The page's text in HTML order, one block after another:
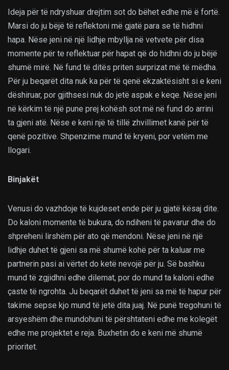
Ideja për të ndryshuar drejtim sot do bëhet edhe më ë fortë.
Marsi do ju bëjë të reflektoni më gjatë para se të hidhni
hapa. Nëse jeni në një lidhje mbyllja në vetvete për disa
momente për te reflektuar për hapat që do hidhni do ju bëjë
shumë mirë. Në fund të ditës priten surprizat më të mëdha.
Për ju beqarët dita nuk ka për të qenë ekzaktësisht si e keni
dëshiruar, por gjithsesi nuk do jetë aspak e keqe. Nëse jeni
në kërkim të një pune prej kohësh sot më në fund do arrini
ta gjeni atë. Nëse e keni një të tillë zhvillimet kanë për të
qenë pozitive. Shpenzime mund të kryeni, por vetëm me
llogari.
Binjakët
Venusi do vazhdoje të kujdeset ende për ju gjatë kësaj dite.
Do kaloni momente të bukura, do ndiheni të pavarur dhe do
shpreheni lirshëm për ato që mendoni. Nëse jeni në një
lidhje duhet të gjeni sa më shumë kohë për ta kaluar me
partnerin pasi ai vërtet do ketë nevojë për ju. Së bashku
mund të zgjidhni edhe dilemat, por do mund ta kaloni edhe
çaste të ngrohta. Ju beqarët duhet të jeni sa më të hapur për
takime sepse kjo mund të jetë dita juaj. Në punë tregohuni të
arsyeshëm dhe mundohuni të përshtateni edhe me kolegët
edhe me projektet e reja. Buxhetin do e keni më shumë
prioritet.